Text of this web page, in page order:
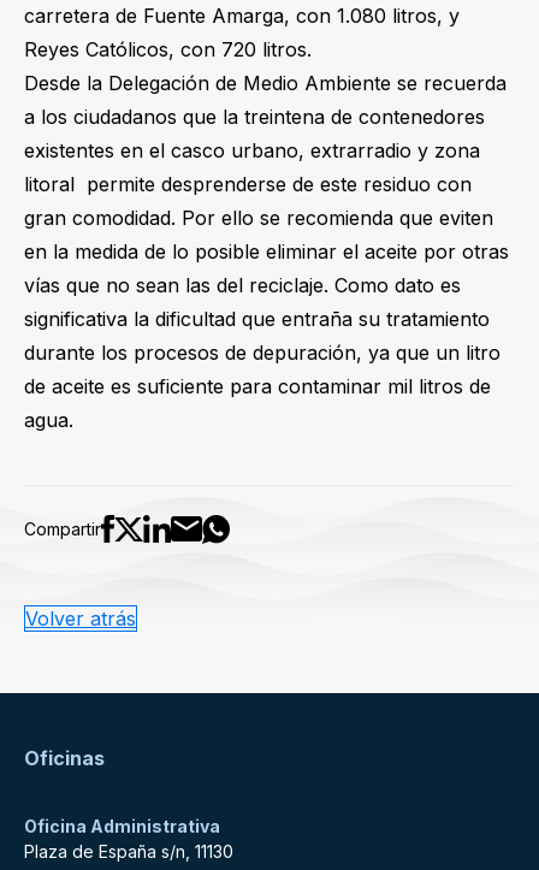
carretera de Fuente Amarga, con 1.080 litros, y
Reyes Católicos, con 720 litros.
Desde la Delegación de Medio Ambiente se recuerda
a los ciudadanos que la treintena de contenedores
existentes en el casco urbano, extrarradio y zona
litoral permite desprenderse de este residuo con
gran comodidad. Por ello se recomienda que eviten
en la medida de lo posible eliminar el aceite por otras
vías que no sean las del reciclaje. Como dato es
significativa la dificultad que entraña su tratamiento
durante los procesos de depuración, ya que un litro
de aceite es suficiente para contaminar mil litros de
agua.
Compartir
Volver atrás
Oficinas
Oficina Administrativa
Plaza de España s/n, 11130